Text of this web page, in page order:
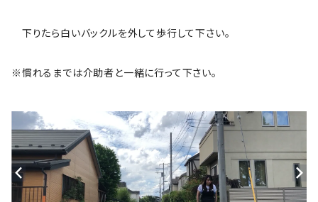
下りたら白いバックルを外して歩行して下さい。
※慣れるまでは介助者と一緒に行って下さい。